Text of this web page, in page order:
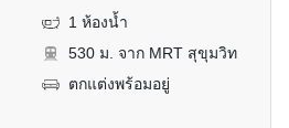
1 ห้องน้ำ
530 ม. จาก MRT สุขุมวิท
ตกแต่งพร้อมอยู่